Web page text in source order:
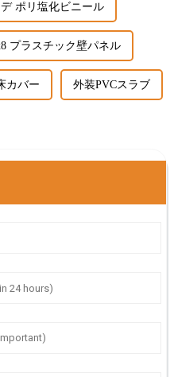
ポリ塩化ビニール
プラスチック壁パネル
カバー 外装PVCスラブ